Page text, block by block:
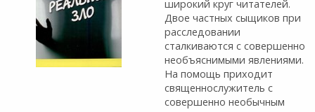
широкий круг читателей.
Двое частных сыщиков при
расследовании
сталкиваются с совершенно
необъяснимыми явлениями.
На помощь приходит
священнослужитель с
совершенно необычным